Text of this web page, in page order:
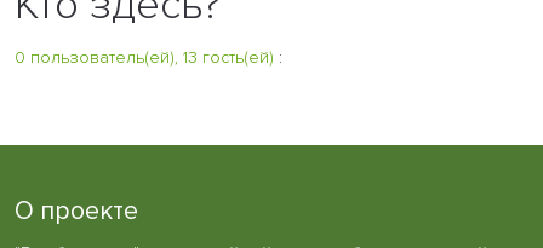
0 пользователь(ей), 13 гость(ей) :
О проекте